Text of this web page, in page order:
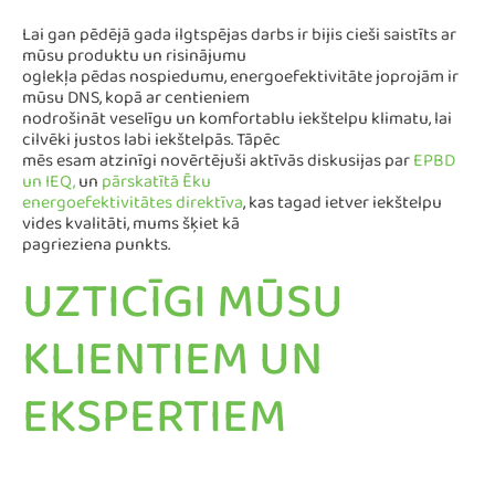
Lai gan pēdējā gada ilgtspējas darbs ir bijis cieši saistīts ar
mūsu produktu un risinājumu
oglekļa pēdas nospiedumu, energoefektivitāte joprojām ir
mūsu DNS, kopā ar centieniem
nodrošināt veselīgu un komfortablu iekštelpu klimatu, lai
cilvēki justos labi iekštelpās. Tāpēc
mēs esam atzinīgi novērtējuši aktīvās diskusijas parEPBD
un IEQ,unpārskatītā Ēku
energoefektivitātes direktīva, kas tagad ietver iekštelpu
vides kvalitāti, mums šķiet kā
pagrieziena punkts.
UZTICĪGI MŪSU
KLIENTIEM UN
EKSPERTIEM